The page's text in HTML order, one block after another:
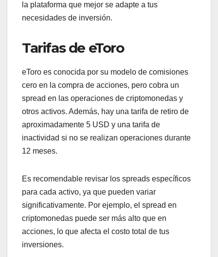
la plataforma que mejor se adapte a tus
necesidades de inversión.
Tarifas de eToro
eToro es conocida por su modelo de comisiones
cero en la compra de acciones, pero cobra un
spread en las operaciones de criptomonedas y
otros activos. Además, hay una tarifa de retiro de
aproximadamente 5 USD y una tarifa de
inactividad si no se realizan operaciones durante
12 meses.
Es recomendable revisar los spreads específicos
para cada activo, ya que pueden variar
significativamente. Por ejemplo, el spread en
criptomonedas puede ser más alto que en
acciones, lo que afecta el costo total de tus
inversiones.